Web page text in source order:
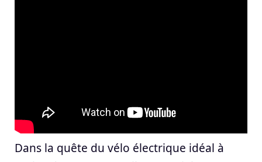
Dans la quête du vélo électrique idéal à